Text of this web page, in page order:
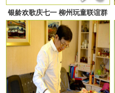
银龄欢歌庆七一 柳州玩童联谊群
向党致敬